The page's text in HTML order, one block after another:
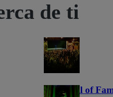
de ti
NFL Hall of